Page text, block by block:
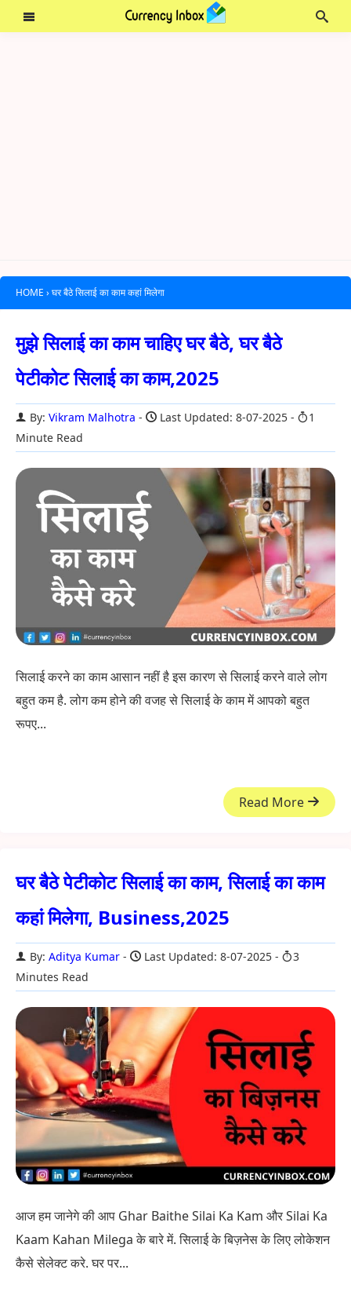
HOME › घर बैठे सिलाई का काम कहां मिलेगा
मुझे सिलाई का काम चाहिए घर बैठे, घर बैठे
पेटीकोट सिलाई का काम,2025
By: Vikram Malhotra Last Updated: 8-07-2025
1
Minute Read
सिलाई करने का काम आसान नहीं है इस कारण से सिलाई करने वाले लोग
बहुत कम है. लोग कम होने की वजह से सिलाई के काम में आपको बहुत
रूपए...
Read More
घर बैठे पेटीकोट सिलाई का काम, सिलाई का काम
कहां मिलेगा, Business,2025
By: Aditya Kumar Last Updated: 8-07-2025
3
Minutes Read
आज हम जानेगे की आप Ghar Baithe Silai Ka Kam और Silai Ka
Kaam Kahan Milega के बारे में. सिलाई के बिज़नेस के लिए लोकेशन
कैसे सेलेक्ट करे. घर पर...